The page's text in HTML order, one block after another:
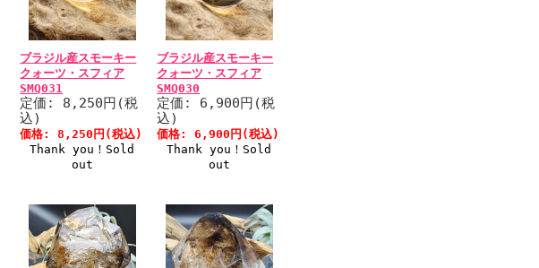
ブラジル産スモーキー
クォーツ・スフィア
SMQ031
定価: 8,250円(税
込)
価格: 8,250円(税込)
Thank you！Sold
out
ブラジル産スモーキー
クォーツ・スフィア
SMQ030
定価: 6,900円(税
込)
価格: 6,900円(税込)
Thank you！Sold
out